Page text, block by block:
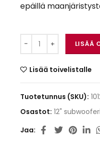
epäillä
Ground Zero LISÄÄ
Lisää toivelistalle
Tuotetunnus (SKU):
Osastot: 12"
Jaa